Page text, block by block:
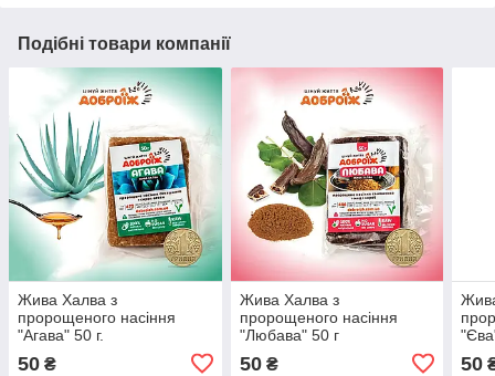
Подібні товари компанії
Жива Халва з
пророщеного насіння
"Агава" 50 г.
50 ₴
Жива Халва з
пророщеного насіння
"Любава" 50 г
50₴ 50